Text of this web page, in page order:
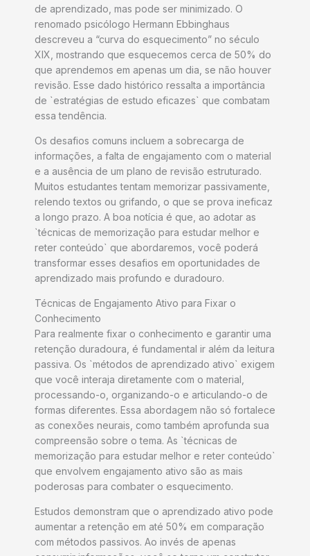
de aprendizado, mas pode ser minimizado. O
renomado psicólogo Hermann Ebbinghaus
descreveu a “curva do esquecimento” no século
XIX, mostrando que esquecemos cerca de 50% do
que aprendemos em apenas um dia, se não houver
revisão. Esse dado histórico ressalta a importância
de `estratégias de estudo eficazes` que combatam
essa tendência.
Os desafios comuns incluem a sobrecarga de
informações, a falta de engajamento com o material
e a ausência de um plano de revisão estruturado.
Muitos estudantes tentam memorizar passivamente,
relendo textos ou grifando, o que se prova ineficaz
a longo prazo. A boa notícia é que, ao adotar as
`técnicas de memorização para estudar melhor e
reter conteúdo` que abordaremos, você poderá
transformar esses desafios em oportunidades de
aprendizado mais profundo e duradouro.
Técnicas de Engajamento Ativo para Fixar o
Conhecimento
Para realmente fixar o conhecimento e garantir uma
retenção duradoura, é fundamental ir além da leitura
passiva. Os `métodos de aprendizado ativo` exigem
que você interaja diretamente com o material,
processando-o, organizando-o e articulando-o de
formas diferentes. Essa abordagem não só fortalece
as conexões neurais, como também aprofunda sua
compreensão sobre o tema. As `técnicas de
memorização para estudar melhor e reter conteúdo`
que envolvem engajamento ativo são as mais
poderosas para combater o esquecimento.
Estudos demonstram que o aprendizado ativo pode
aumentar a retenção em até 50% em comparação
com métodos passivos. Ao invés de apenas